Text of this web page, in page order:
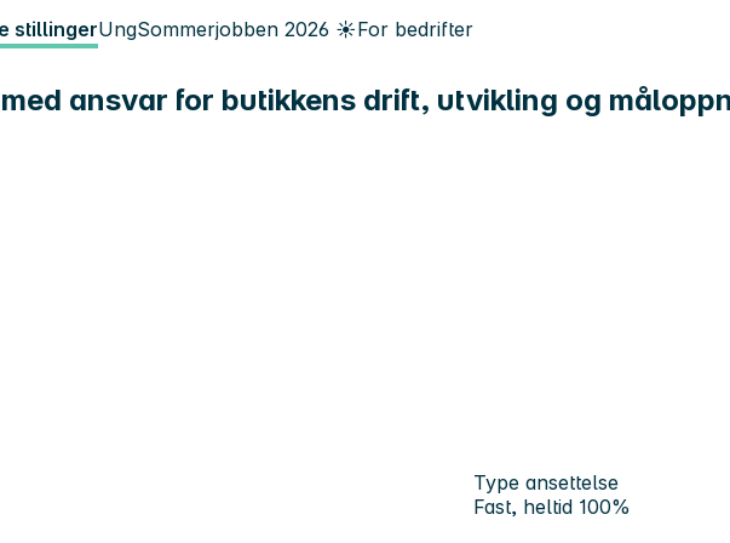
stillingerUngSommerjobben 2026 ☀️For bedrifter
ansvar for butikkens drift, utvikling og
Type ansettelse
Fast, heltid 100%